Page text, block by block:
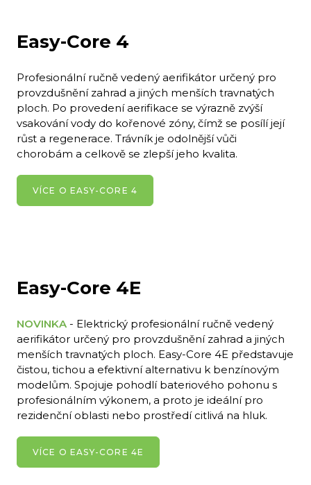
Easy-Core 4
Profesionální ručně vedený aerifikátor určený pro
provzdušnění zahrad a jiných menších travnatých
ploch. Po provedení aerifikace se výrazně zvýší
vsakování vody do kořenové zóny, čímž se posílí její
růst a regenerace. Trávník je odolnější vůči
chorobám a celkově se zlepší jeho kvalita.
VÍCE O EASY-CORE 4
Easy-Core 4E
NOVINKA - Elektrický profesionální ručně vedený
aerifikátor určený pro provzdušnění zahrad a jiných
menších travnatých ploch. Easy-Core 4E představuje
čistou, tichou a efektivní alternativu k benzínovým
modelům. Spojuje pohodlí bateriového pohonu s
profesionálním výkonem, a proto je ideální pro
rezidenční oblasti nebo prostředí citlivá na hluk.
VÍCE O EASY-CORE 4E